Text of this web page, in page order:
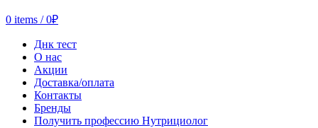
0 items / 0₽
Днк тест
О нас
Акции
Доставка/оплата
Контакты
Бренды
Получить профессию Нутрициолог